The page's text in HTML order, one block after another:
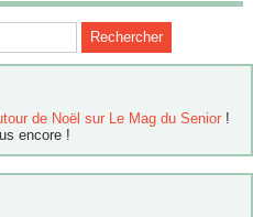
de Noël sur Le Mag du Senior !
encore !